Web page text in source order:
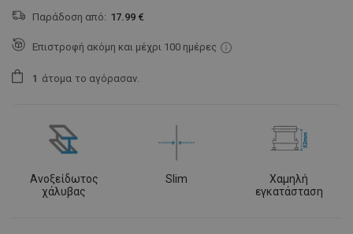
Παράδοση από: 17.99 €
Επιστροφή ακόμη και μέχρι 100 ημέρες
1 άτομα το αγόρασαν.
Ανοξείδωτος
χάλυβας
Slim
Χαμηλή
εγκατάσταση